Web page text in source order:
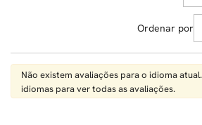
Ordenar por
Não existem avaliações para o idioma
idiomas para ver todas as avaliações.